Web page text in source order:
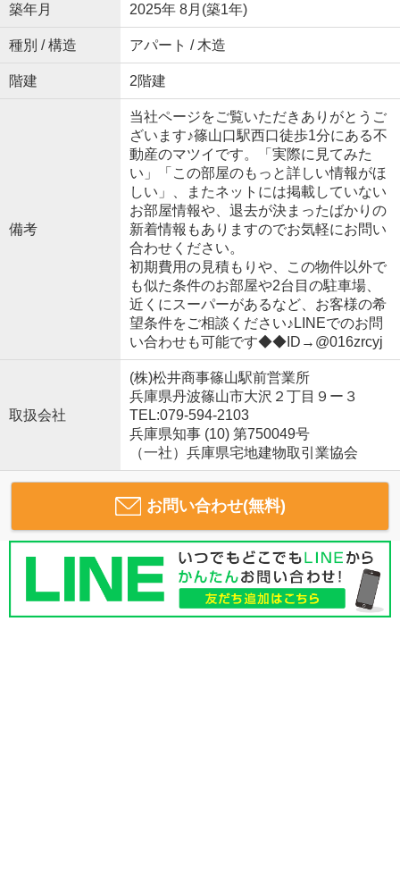
築年月 2025年 8月(築1年)
種別 / 構造 アパート / 木造
階建 2階建
備考
当社ページをご覧いただきありがとうご
ざいます♪篠山口駅西口徒歩1分にある不
動産のマツイです。「実際に見てみた
い」「この部屋のもっと詳しい情報がほ
しい」、またネットには掲載していない
お部屋情報や、退去が決まったばかりの
新着情報もありますのでお気軽にお問い
合わせください。
初期費用の見積もりや、この物件以外で
も似た条件のお部屋や2台目の駐車場、
近くにスーパーがあるなど、お客様の希
望条件をご相談ください♪LINEでのお問
い合わせも可能です◆◆ID→@016zrcyj
取扱会社
(株)松井商事篠山駅前営業所
兵庫県丹波篠山市大沢２丁目９ー３
TEL:079-594-2103
兵庫県知事 (10) 第750049号
（一社）兵庫県宅地建物取引業協会
お問い合わせ(無料)